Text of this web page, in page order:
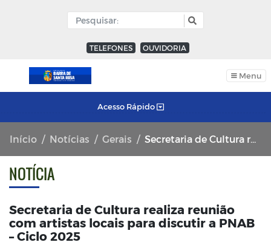
TELEFONES OUVIDORIA
Menu
Acesso Rápido
Início Notícias Gerais Secretaria de Cultura realiza reunião com artistas locais para discutir a PNAB – Ciclo 2025
NOTÍCIA
Secretaria de Cultura realiza reunião
com artistas locais para discutir a PNAB
– Ciclo 2025